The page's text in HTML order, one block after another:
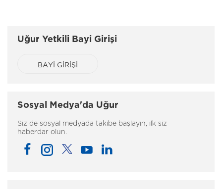
Uğur Yetkili Bayi Girişi
BAYİ GİRİŞİ
Sosyal Medya'da Uğur
Siz de sosyal medyada takibe başlayın, ilk siz
haberdar olun.